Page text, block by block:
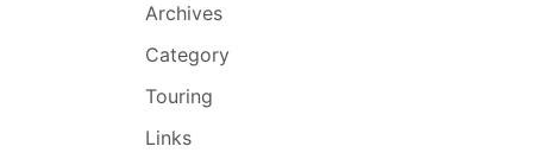
Archives
Category
Touring
Links